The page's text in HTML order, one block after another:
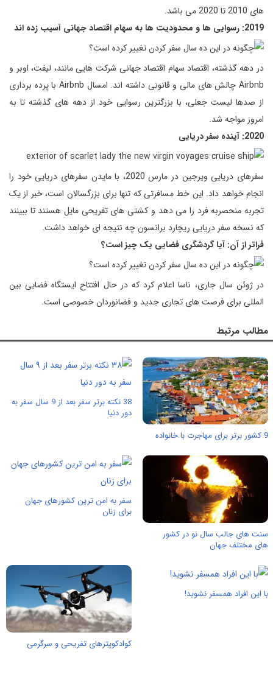
های 2010 تا 2020 می باشد.
2019: رسوایی ها و محدودیت ها به سهام اقتصاد جهانی آسیب زده اند
در دهه گذشته، اقتصاد سهام اقتصاد جهانی شرکت هایی مانند، لیفت، اوبر و
Airbnb چالش های مالی و قانونی داشته اند. امسال Airbnb با پرده برداری
از صدها لیست جعلی، با بزرگترین رسوایی خود از دهه های گذشته تا به
امروز مواجه شد.
2020: آینده سفر دریایی
سفرهای دریایی ویرجین در مارس 2020، با مایدن سفرهای دریایی خود را
انجام خواهد داد. این خط مسافرتی که تنها برای بزرگسالان است، خبر از یک
تجربه منحصربه فرد را می دهد و کشتی های تفریحی مایل هستند تا ببینند
که نسخه سفر دریایی ریچارد برانسون چه نتیجه ای خواهد داشت.
فراتر از آن: آیا گردشگری فضایی یک چیز است؟
در ژوئن سال جاری، ناسا اعلام کرد که در حال افتتاح ایستگاه فضایی بین
المللی برای فرصت های تجاری جدید و فضانوردان خصوصی است.
مطالب مرتبط
9 کشور برتر برای مهاجرت با خانواده
38 نکته برتر سفر بعد از 9 سال سفر به
دور دنیا
سنت های جالب سال نو در کشور
های مختلف جهان
سفر به امن ترین کشورهای جهان
برای زنان
با این افراد همسفر نشوید!
کوادکوپترهای تفریحی و سرگرمی